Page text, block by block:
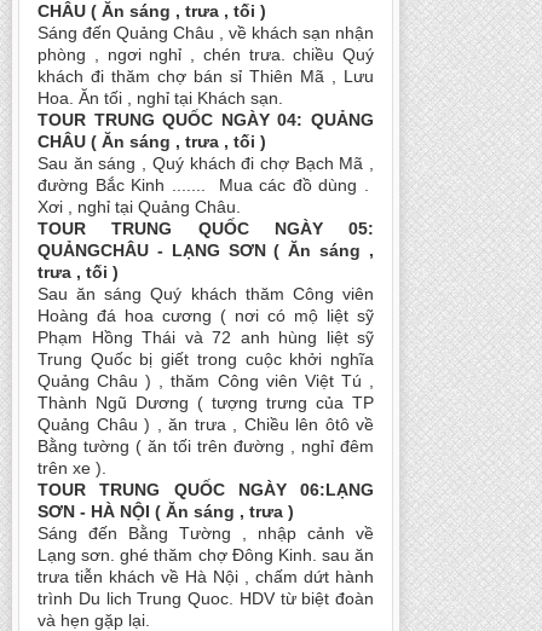
CHÂU ( Ăn sáng , trưa , tối )
Sáng đến Quảng Châu , về khách sạn nhận
phòng , ngơi nghỉ , chén trưa. chiều Quý
khách đi thăm chợ bán sỉ Thiên Mã , Lưu
Hoa. Ăn tối , nghỉ tại Khách sạn.
TOUR TRUNG QUỐC NGÀY 04: QUẢNG
CHÂU ( Ăn sáng , trưa , tối )
Sau ăn sáng , Quý khách đi chợ Bạch Mã ,
đường Bắc Kinh ....... Mua các đồ dùng .
Xơi , nghỉ tại Quảng Châu.
TOUR TRUNG QUỐC NGÀY 05:
QUẢNGCHÂU - LẠNG SƠN ( Ăn sáng ,
trưa , tối )
Sau ăn sáng Quý khách thăm Công viên
Hoàng đá hoa cương ( nơi có mộ liệt sỹ
Phạm Hồng Thái và 72 anh hùng liệt sỹ
Trung Quốc bị giết trong cuộc khởi nghĩa
Quảng Châu ) , thăm Công viên Việt Tú ,
Thành Ngũ Dương ( tượng trưng của TP
Quảng Châu ) , ăn trưa , Chiều lên ôtô về
Bằng tường ( ăn tối trên đường , nghỉ đêm
trên xe ).
TOUR TRUNG QUỐC NGÀY 06:LẠNG
SƠN - HÀ NỘI ( Ăn sáng , trưa )
Sáng đến Bằng Tường , nhập cảnh về
Lạng sơn. ghé thăm chợ Đông Kinh. sau ăn
trưa tiễn khách về Hà Nội , chấm dứt hành
trình Du lich Trung Quoc. HDV từ biệt đoàn
và hẹn gặp lại.